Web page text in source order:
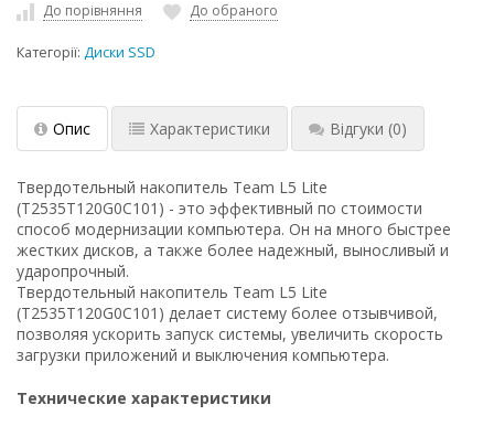
До порівняння До обраного
Категорії: Диски SSD
Опис Характеристики Відгуки (0)
Твердотельный накопитель Team L5 Lite
(T2535T120G0C101) - это эффективный по стоимости
способ модернизации компьютера. Он на много быстрее
жестких дисков, а также более надежный, выносливый и
ударопрочный.
Твердотельный накопитель Team L5 Lite
(T2535T120G0C101) делает систему более отзывчивой,
позволяя ускорить запуск системы, увеличить скорость
загрузки приложений и выключения компьютера.
Технические характеристики